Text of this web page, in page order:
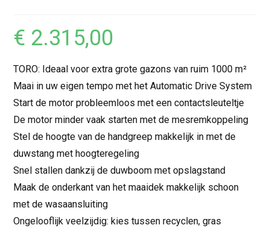
€ 2.315,00
TORO: Ideaal voor extra grote gazons van ruim 1000 m²
Maai in uw eigen tempo met het Automatic Drive System
Start de motor probleemloos met een contactsleuteltje
De motor minder vaak starten met de mesremkoppeling
Stel de hoogte van de handgreep makkelijk in met de
duwstang met hoogteregeling
Snel stallen dankzij de duwboom met opslagstand
Maak de onderkant van het maaidek makkelijk schoon
met de wasaansluiting
Ongelooflijk veelzijdig: kies tussen recyclen, gras